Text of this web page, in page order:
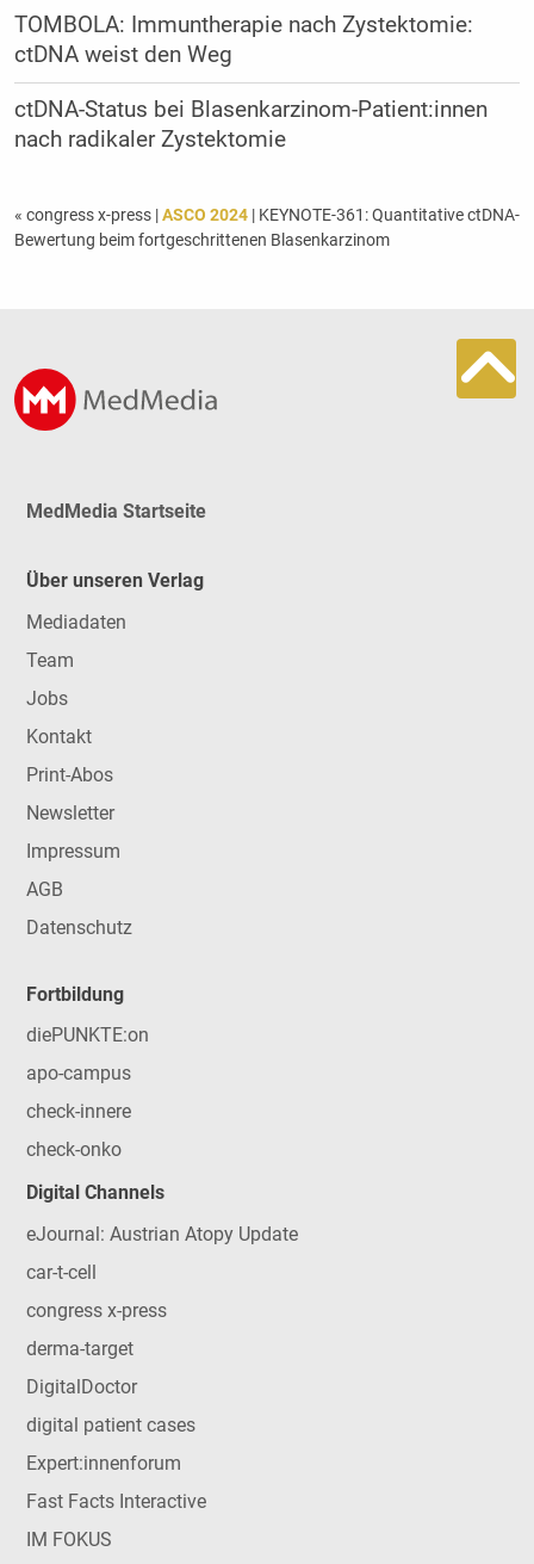
TOMBOLA: Immuntherapie nach Zystektomie:
ctDNA weist den Weg
ctDNA-Status bei Blasenkarzinom-Patient:innen
nach radikaler Zystektomie
« congress x-press |ASCO 2024| KEYNOTE-361: Quantitative ctDNA-
Bewertung beim fortgeschrittenen Blasenkarzinom
MedMedia Startseite
Über unseren Verlag
Mediadaten
Team
Jobs
Kontakt
Print-Abos
Newsletter
Impressum
AGB
Datenschutz
Fortbildung
diePUNKTE:on
apo-campus
check-innere
check-onko
Digital Channels
eJournal: Austrian Atopy Update
car-t-cell
congress x-press
derma-target
DigitalDoctor
digital patient cases
Expert:innenforum
Fast Facts Interactive
IM FOKUS